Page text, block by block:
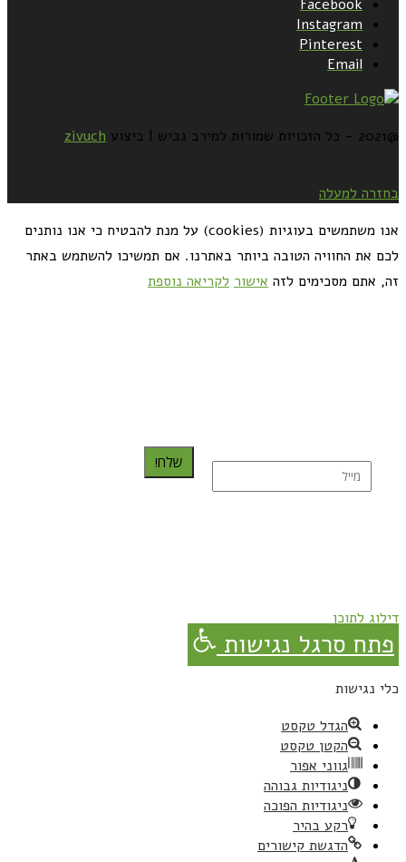
Facebook
Instagram
Pinterest
Email
@2021 - כל הזכויות שמורות למירב גביש | ביצוע zivuch
בחזרה למעלה
אנו משתמשים בעוגיות (cookies) על מנת להבטיח כי אנו נותנים
לכם את החוויה הטובה ביותר באתרנו. אם תמשיכו להשתמש באתר
זה, אתם מסכימים לזה אישור לקריאה נוספת
שלח!
דילוג לתוכן
פתח סרגל נגישות
כלי נגישות
הגדל טקסט
הקטן טקסט
גווני אפור
ניגודיות גבוהה
ניגודיות הפוכה
רקע בהיר
הדגשת קישורים